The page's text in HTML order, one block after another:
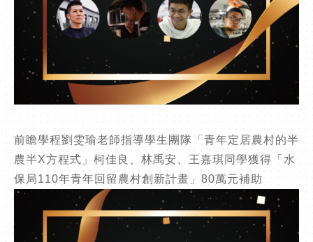
前瞻學程劉雯瑜老師指導學生團隊「青年定居農村的半
農半X方程式」柯佳良、林禹安、王嘉琪同學獲得「水
保局110年青年回留農村創新計畫」80萬元補助